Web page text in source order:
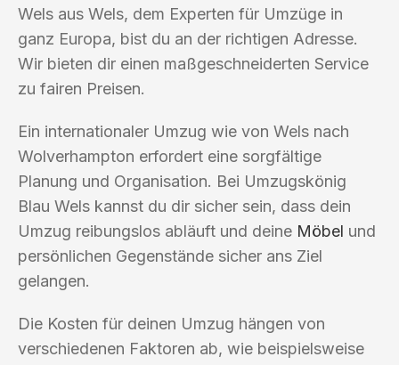
Wels aus Wels, dem Experten für Umzüge in
ganz Europa, bist du an der richtigen Adresse.
Wir bieten dir einen maßgeschneiderten Service
zu fairen Preisen.
Ein internationaler Umzug wie von Wels nach
Wolverhampton erfordert eine sorgfältige
Planung und Organisation. Bei Umzugskönig
Blau Wels kannst du dir sicher sein, dass dein
Umzug reibungslos abläuft und deine Möbel und
persönlichen Gegenstände sicher ans Ziel
gelangen.
Die Kosten für deinen Umzug hängen von
verschiedenen Faktoren ab, wie beispielsweise